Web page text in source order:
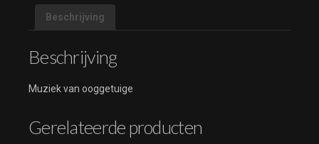
Beschrijving
Beschrijving
Muziek van ooggetuige
Gerelateerde producten